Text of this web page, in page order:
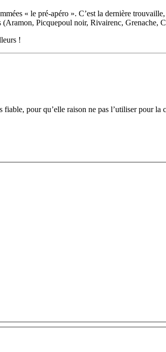
« le pré-apéro ». C’est la dernière
(Aramon, Picquepoul noir, Rivairenc,
!
pour qu’elle raison ne pas l’utiliser pour